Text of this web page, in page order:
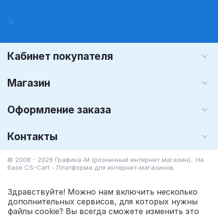
В корзину
Кабинет покупателя
Магазин
Оформление заказа
Контакты
© 2008 - 2026 Графика-М (розничный интернет магазин). На
базе CS-Cart - Платформа для интернет-магазинов
Здравствуйте! Можно нам включить несколько
дополнительных сервисов, для которых нужны
файлы cookie? Вы всегда сможете изменить это